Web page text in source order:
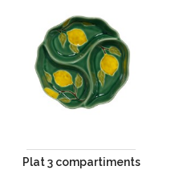
Plat 3 compartiments